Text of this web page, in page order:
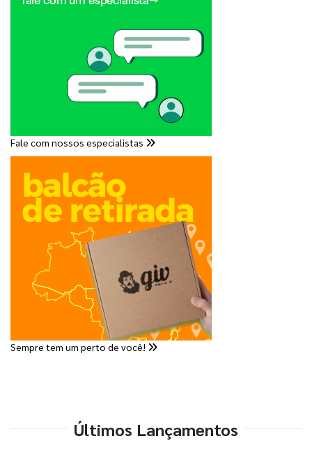
Fale com nossos especialistas
Sempre tem um perto de você!
Últimos Lançamentos